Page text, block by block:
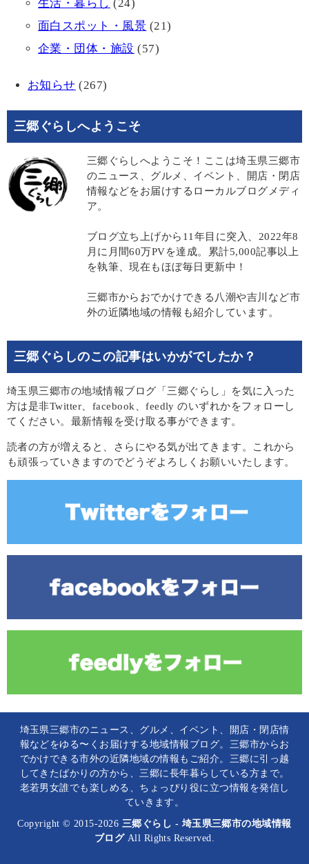
生活・暮らし (24)
面白スポット・風景 (21)
企業・団体・施設 (57)
お知らせ (267)
三郷ぐらしへようこそ
三郷ぐらしへようこそ！ここは埼玉県三郷市
のニュース、グルメ、イベント、開店・閉店
情報などをお届けするローカルブログメディ
ア。
ブログ立ち上げから11年目に突入、2022年8
月に月間60万PVを達成。累計5,000記事以上
を執筆、現在もほぼ毎日更新中！
三郷市からおでかけできる八潮や吉川など市
外の近隣地域の情報も紹介しています。
三郷ぐらしのこの記事はいかがでしたか？
埼玉県三郷市の地域情報ブログ「三郷ぐらし」を気に入った
方は是非Twitter、facebook、feedly のいずれかをフォローし
てください。最新情報を受け取る事ができます。
読者の方が増えると、さらにやる気が出てきます。これから
も頑張っていきますのでどうぞよろしくお願いいたします。
埼玉県三郷市のニュース、グルメ、イベント、開店・閉店情
報などをゆる〜くお届けする地域情報ブログ。三郷市からお
でかけできる市外の近隣地域の情報もご紹介。三郷に引っ越
してきたばかりの方から、三郷に長年暮らしている方まで。
老若男女誰でも楽しめる、ちょっぴり役に立つ情報を発信し
ていきます。
Copyright © 2015-2026 三郷ぐらし - 埼玉県三郷市の地域情報
ブログAll Rights Reserved.